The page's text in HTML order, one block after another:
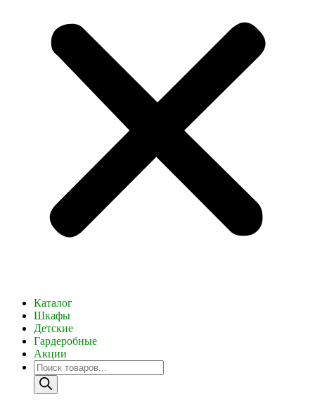
Каталог
Шкафы
Детские
Гардеробные
Акции